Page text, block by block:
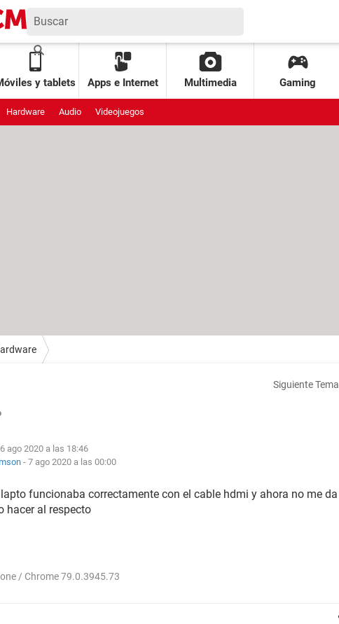
y tablets Apps e Internet Multimedia Gaming
Hardware Audio Videojuegos
Siguiente Tema
ago 2020 a las 18:46
- 7 ago 2020 a las 00:00
funcionaba correctamente con el cable hdmi y ahora no me da
hacer al respecto
/ Chrome 79.0.3945.73